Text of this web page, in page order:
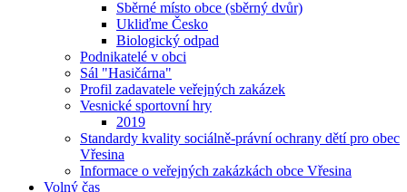
Sběrné místo obce (sběrný dvůr)
Ukliďme Česko
Biologický odpad
Podnikatelé v obci
Sál "Hasičárna"
Profil zadavatele veřejných zakázek
Vesnické sportovní hry
2019
Standardy kvality sociálně-právní ochrany dětí pro obec
Vřesina
Informace o veřejných zakázkách obce Vřesina
Volný čas